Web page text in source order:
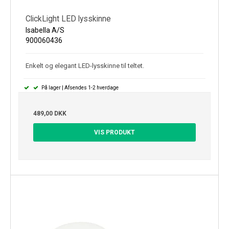
ClickLight LED lysskinne
Isabella A/S
900060436
Enkelt og elegant LED-lysskinne til teltet.
På lager | Afsendes 1-2 hverdage
489,00 DKK
VIS PRODUKT